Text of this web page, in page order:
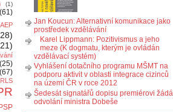
(1)
(61)
(25)
(67)
PSP
Jan Koucun: Alternativní komunikace jako
prostředek vzdělávání
Karel Lippmann: Pozitivismus a jeho
meze (K dogmatu, kterým je ovládán
vzdělávací systém)
Vyhlášení dotačního programu MŠMT na
podporu aktivit v oblasti integrace cizinců
na území ČR v roce 2012
Šedesát signatářů dopisu premiérovi žádá
odvolání ministra Dobeše